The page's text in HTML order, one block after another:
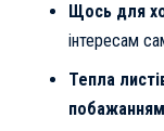
Щось для
інтересам
Тепла
побажанням